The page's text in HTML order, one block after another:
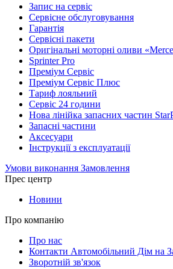
Запис на сервіс
Сервісне обслуговування
Гарантія
Сервісні пакети
Оригінальні моторні оливи
Sprinter Pro
Преміум Сервіс
Преміум Сервіс Плюс
Тариф лояльний
Сервіс 24 години
Нова лінійка запасних частин
Запасні частини
Аксесуари
Інструкції з експлуатації
Умови виконання Замовлення
Прес центр
Новини
Про компанію
Про нас
Контакти Автомобільний Дім на
Зворотній зв'язок